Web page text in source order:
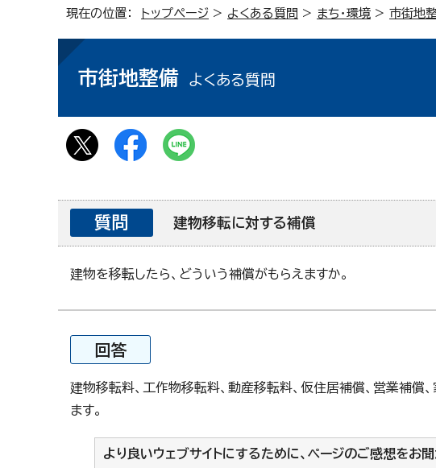
現在の位置： トップページ > よくある質問 > まち・環境 > 市街地
市街地整備 よくある質問
質問 建物移転に対する補償
建物を移転したら、どういう補償がもらえますか。
回答
建物移転料、工作物移転料、動産移転料、仮住居補償、営業補償
ます。
より良いウェブサイトにするために、ページのご感想をお聞